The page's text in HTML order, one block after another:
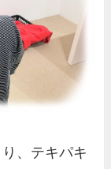
、テキパキ